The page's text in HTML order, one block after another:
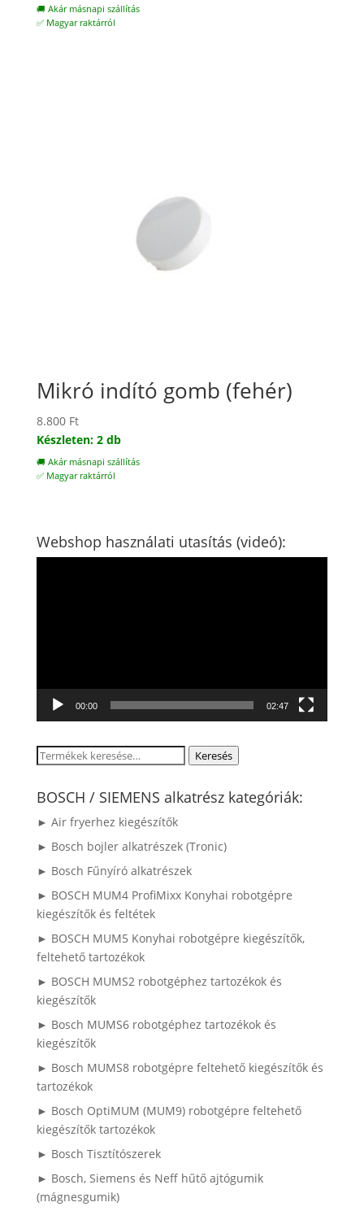
🚚 Akár másnapi szállítás
✅ Magyar raktárról
Mikró indító gomb (fehér)
8.800 Ft
Készleten: 2 db
🚚 Akár másnapi szállítás
✅ Magyar raktárról
Webshop használati utasítás (videó):
00:00 02:47
Keresés
következőre:
Keresés
BOSCH / SIEMENS alkatrész kategóriák:
► Air fryerhez kiegészítők
► Bosch bojler alkatrészek (Tronic)
► Bosch Fűnyíró alkatrészek
► BOSCH MUM4 ProfiMixx Konyhai robotgépre
kiegészítők és feltétek
► BOSCH MUM5 Konyhai robotgépre kiegészítők,
feltehető tartozékok
► BOSCH MUMS2 robotgéphez tartozékok és
kiegészítők
► Bosch MUMS6 robotgéphez tartozékok és
kiegészítők
► Bosch MUMS8 robotgépre feltehető kiegészítők és
tartozékok
► Bosch OptiMUM (MUM9) robotgépre feltehető
kiegészítők tartozékok
► Bosch Tisztítószerek
► Bosch, Siemens és Neff hűtő ajtógumik
(mágnesgumik)